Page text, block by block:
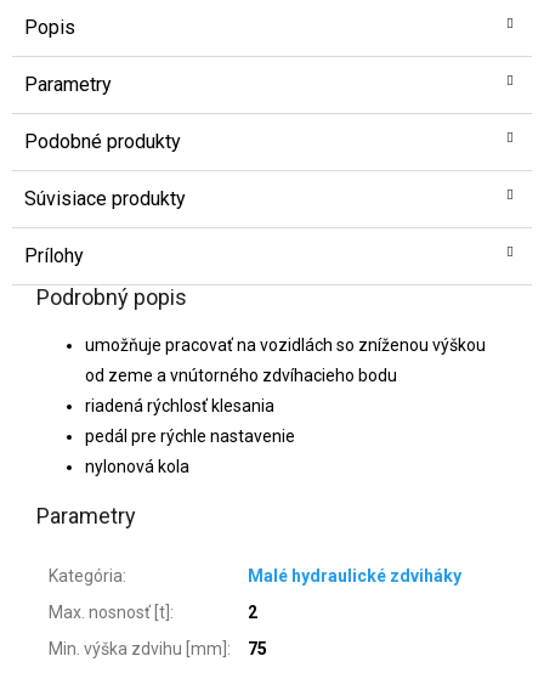
Popis
Parametry
Podobné produkty
Súvisiace produkty
Prílohy
Podrobný popis
umožňuje pracovať na vozidlách so zníženou výškou
od zeme a vnútorného zdvíhacieho bodu
riadená rýchlosť klesania
pedál pre rýchle nastavenie
nylonová kola
Parametry
Kategória:
Malé hydraulické zdviháky
Max. nosnosť [t] :
2
Min. výška zdvihu [mm] :
75